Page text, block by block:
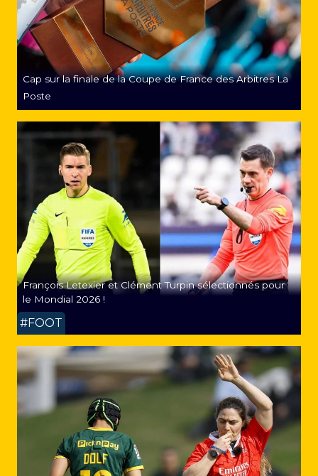
Cap sur la finale de la Coupe de France des Arbitres La
Poste
François Letexier et Clément Turpin sélectionnés pour
le Mondial 2026 !
#FOOT